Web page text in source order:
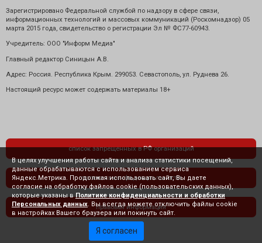
Зарегистрировано Федеральной службой по надзору в сфере связи,
информационных технологий и массовых коммуникаций (Роскомнадзор) 05
марта 2015 года, свидетельство о регистрации Эл № ФС77-60943.
Учредитель: ООО "Информ Медиа"
Главный редактор Синицын А.В.
Адрес: Россия. Республика Крым. 299053. Севастополь, ул. Руднева 26.
Настоящий ресурс может содержать материалы 18+
список запрещенных в РФ организаций
политика конфиденциальности
правовая информация
В целях улучшения работы сайта и анализа статистики посещений,
данные обрабатываются с использованием сервиса
Яндекс.Метрика. Продолжая использовать сайт, Вы даете
согласие на обработку файлов cookie (пользовательских данных),
которые указаны в Политике конфиденциальности и обработки
Персональных данных . Вы всегда можете отключить файлы cookie
в настройках Вашего браузера или покинуть сайт.
Я согласен